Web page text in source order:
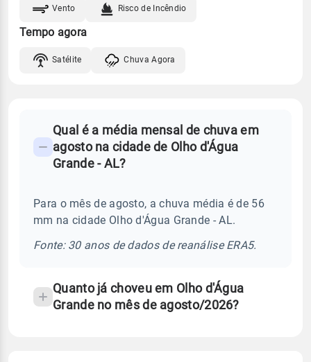
Vento Risco de Incêndio
Tempo agora
Satélite Chuva Agora
Perguntas
frequentes
chuva
temperatura
Qual é a média mensal de chuva em
agosto na cidade de Olho d'Água
Grande - AL?
Para o mês de agosto, a chuva média é de 56
mm na cidade Olho d'Água Grande - AL.
Fonte: 30 anos de dados de reanálise ERA5.
Quanto já choveu em Olho d'Água
Grande no mês de agosto/2026?